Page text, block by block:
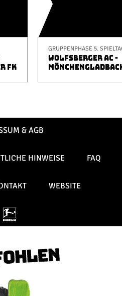
FK
GRUPPENPHASE 5.
WOLFSBERGER AC -
& AGB
HINWEISE FAQ
WEBSITE